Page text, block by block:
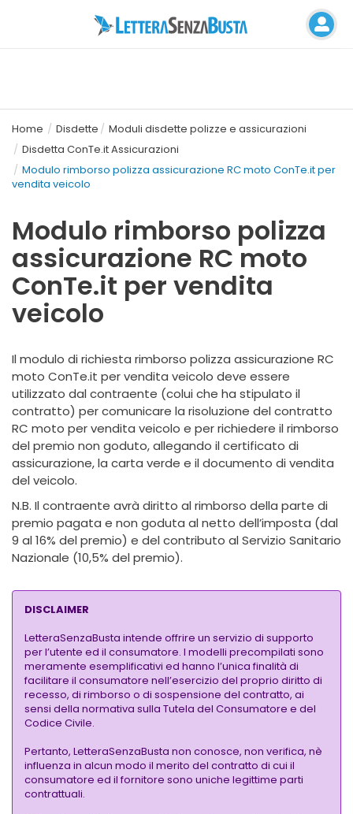
Home Disdette
Moduli disdette polizze e assicurazioni
Disdetta ConTe.it Assicurazioni
Modulo rimborso polizza assicurazione RC moto ConTe.it per
vendita veicolo
Modulo rimborso polizza
assicurazione RC moto
ConTe.it per vendita
veicolo
Il modulo di richiesta rimborso polizza assicurazione RC
moto ConTe.it per vendita veicolo deve essere
utilizzato dal contraente (colui che ha stipulato il
contratto) per comunicare la risoluzione del contratto
RC moto per vendita veicolo e per richiedere il rimborso
del premio non goduto, allegando il certificato di
assicurazione, la carta verde e il documento di vendita
del veicolo.
N.B. Il contraente avrà diritto al rimborso della parte di
premio pagata e non goduta al netto dell’imposta (dal
9 al 16% del premio) e del contributo al Servizio Sanitario
Nazionale (10,5% del premio).
DISCLAIMER
LetteraSenzaBusta intende offrire un servizio di supporto
per l’utente ed il consumatore. I modelli precompilati sono
meramente esemplificativi ed hanno l’unica finalità di
facilitare il consumatore nell’esercizio del proprio diritto di
recesso, di rimborso o di sospensione del contratto, ai
sensi della normativa sulla Tutela del Consumatore e del
Codice Civile.
Pertanto, LetteraSenzaBusta non conosce, non verifica, nè
influenza in alcun modo il merito del contratto di cui il
consumatore ed il fornitore sono uniche legittime parti
contrattuali.